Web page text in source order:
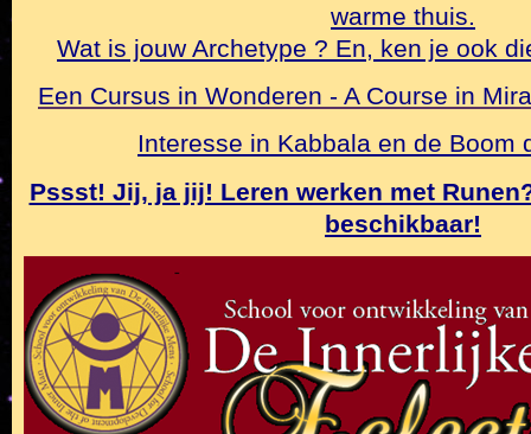
warme thuis.
Wat is jouw Archetype ? En, ken je ook
Een Cursus in Wonderen - A Course in
Interesse in Kabbala en de Boom
Pssst! Jij, ja jij! Leren werken met
beschikbaar!